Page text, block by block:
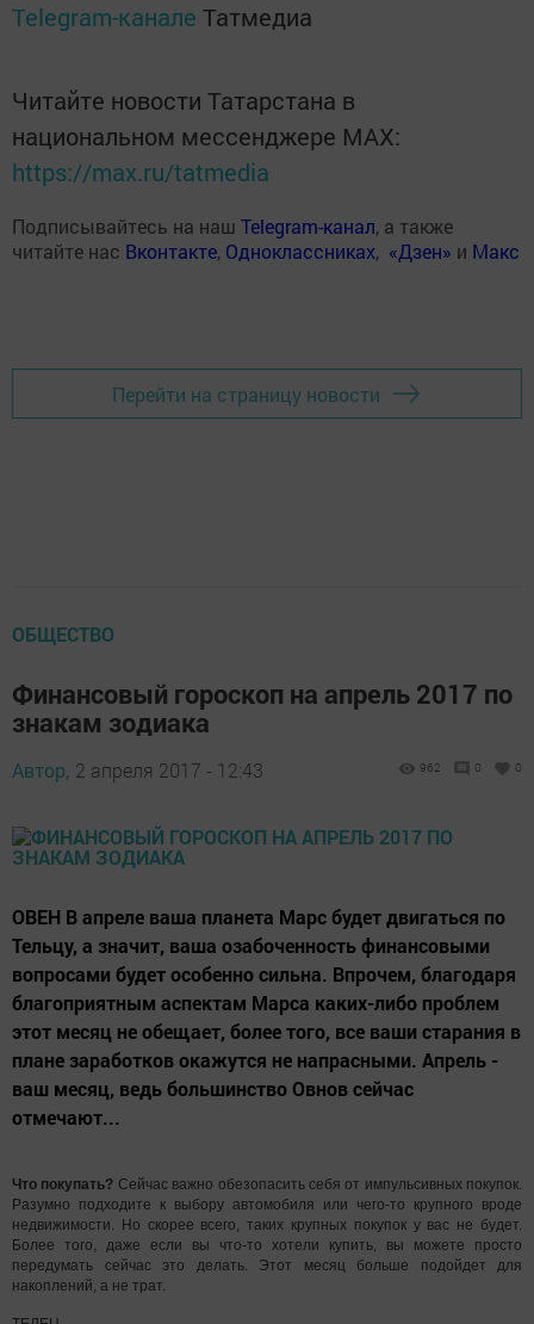
Telegram-канале Татмедиа
Читайте новости Татарстана в
национальном мессенджере MАХ:
https://max.ru/tatmedia
Подписывайтесь на наш Telegram-канал, а также
читайте нас Вконтакте, Одноклассниках, «Дзен» и Макс
Перейти на страницу новости
ОБЩЕСТВО
Финансовый гороскоп на апрель 2017 по
знакам зодиака
Автор, 2 апреля 2017 - 12:43 962 0 0
ОВЕН В апреле ваша планета Марс будет двигаться по
Тельцу, а значит, ваша озабоченность финансовыми
вопросами будет особенно сильна. Впрочем, благодаря
благоприятным аспектам Марса каких-либо проблем
этот месяц не обещает, более того, все ваши старания в
плане заработков окажутся не напрасными. Апрель -
ваш месяц, ведь большинство Овнов сейчас
отмечают...
Что покупать? Сейчас важно обезопасить себя от импульсивных покупок.
Разумно подходите к выбору автомобиля или чего-то крупного вроде
недвижимости. Но скорее всего, таких крупных покупок у вас не будет.
Более того, даже если вы что-то хотели купить, вы можете просто
передумать сейчас это делать. Этот месяц больше подойдет для
накоплений, а не трат.